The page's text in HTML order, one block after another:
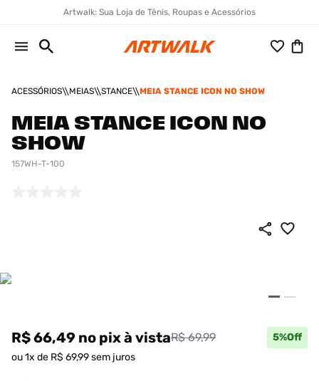
Artwalk: Sua Loja de Tênis, Roupas e Acessórios
ACESSÓRIOS MEIAS STANCE MEIA STANCE ICON NO SHOW
MEIA STANCE ICON NO
SHOW
157WH-T-100
R$ 66,49 no pixà vistaR$ 69,99 5%Off
ou1x de R$ 69,99sem juros